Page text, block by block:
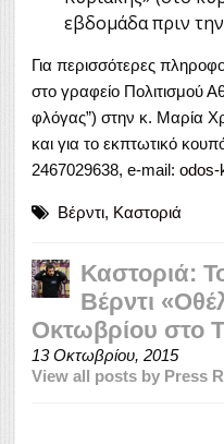
εβδομάδα πριν
Για περισσότερες
στο γραφείο Πολιτισμού
φλόγας”) στην κ. Μαρία
και για το εκπτωτικό
2467029638, e-mail: odos-
Βέρντι, Καστοριά
Καστοριά:
Βέρντι
Οκτωβρίου στο
13 Οκτωβρίου, 2015
View all posts by Press